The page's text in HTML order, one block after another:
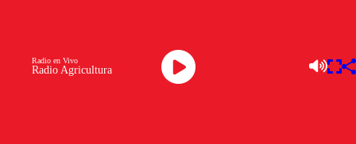
Radio Agricultura
Radio en Vivo